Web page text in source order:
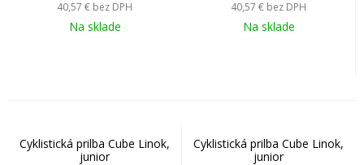
40,57 € bez DPH
Na sklade
40,57 € bez DPH
Na sklade
Cyklistická prilba Cube Linok,
junior
Cyklistická prilba Cube Linok,
junior